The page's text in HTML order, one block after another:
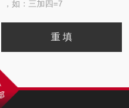
，如：三加四=7